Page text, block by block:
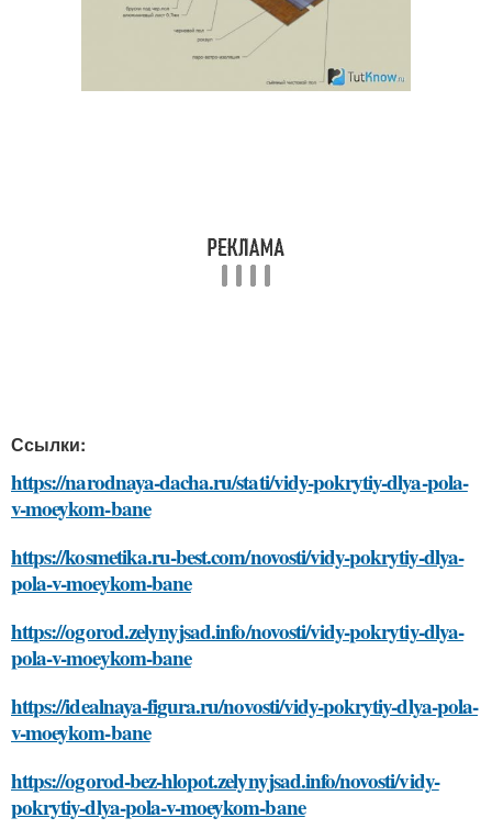
Ссылки:
https://narodnaya-dacha.ru/stati/vidy-pokrytiy-dlya-pola-
v-moeykom-bane
https://kosmetika.ru-best.com/novosti/vidy-pokrytiy-dlya-
pola-v-moeykom-bane
https://ogorod.zelynyjsad.info/novosti/vidy-pokrytiy-dlya-
pola-v-moeykom-bane
https://idealnaya-figura.ru/novosti/vidy-pokrytiy-dlya-pola-
v-moeykom-bane
https://ogorod-bez-hlopot.zelynyjsad.info/novosti/vidy-
pokrytiy-dlya-pola-v-moeykom-bane